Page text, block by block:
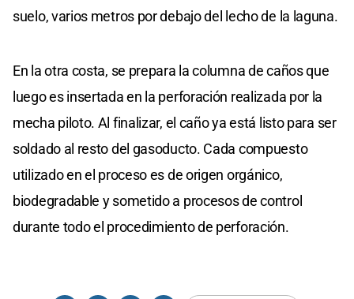
suelo, varios metros por debajo del lecho de la laguna.
En la otra costa, se prepara la columna de caños que
luego es insertada en la perforación realizada por la
mecha piloto. Al finalizar, el caño ya está listo para ser
soldado al resto del gasoducto. Cada compuesto
utilizado en el proceso es de origen orgánico,
biodegradable y sometido a procesos de control
durante todo el procedimiento de perforación.